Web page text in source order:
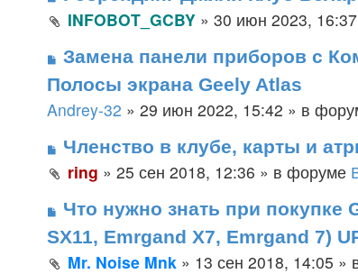
INFOBOT_GCBY » 30 июн 2023, 16:37
Замена панели приборов с
Полосы экрана Geely Atlas
Andrey-32 » 29 июн 2022, 15:42 » в
Членство в клубе, карты и
ring » 25 сен 2018, 12:36 » в форуме
Что нужно знать при покупке
SX11, Emrgand X7, Emrgand 7)
Mr. Noise Mnk » 13 сен 2018, 14:05 »